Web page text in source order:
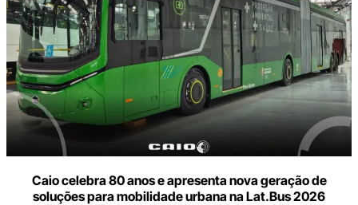
Caio celebra 80 anos e apresenta nova geração de
soluções para mobilidade urbana na Lat.Bus 2026